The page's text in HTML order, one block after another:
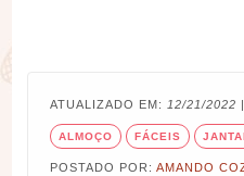
ATUALIZADO EM: 12/21/2022
ALMOÇO FÁCEIS
POSTADO POR:AMANDO